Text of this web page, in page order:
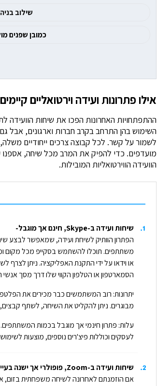
שילוב
כמובן שפנים
אילו פתרונות ועידה וירטואליים
ההתפתחויות האחרונות הפכו את שיחות
השימוש בהן התרחב בקרב חברות וארגונים, אבל
לשמור על קשר. לכל קבוצה צרכים ייחודיים
מועדפים. כדי להפיק את המרב מכל שיחה,
הוועידה הווירטואליות המובילות.
1
. שיחות ועידה ב-Skype, חינם אך מוגבל-
משתתפים. תוכלו להשתמש בסקייפ מכל מקום
או וידאו על ידי התקנת האפליקציה. ניתן לצרף
הסמארטפון או הטלפון הקווי שלו דרך מסך
יתרונות: רוב המשתמשים כבר מכירים את
מבוגרים. ניתן להקליט את השיחה, לשתף
לעסקים וכוללות פיצ'רים נוספים, מוצעות
2
. שיחות ועידה ב-Zoom, פופולרי אך ישנה בעיית פרטיות-